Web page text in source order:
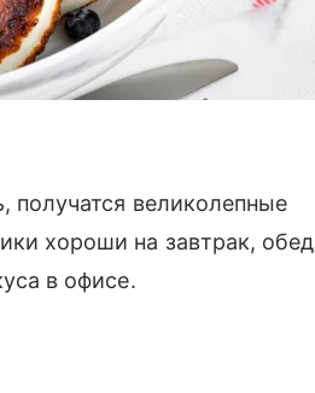
получатся великолепные
хороши на завтрак, обед
в офисе.